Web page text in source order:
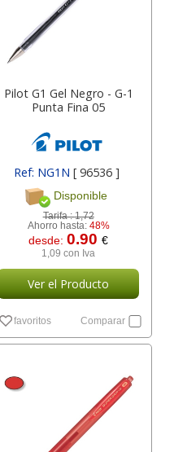
Pilot G1 Gel Negro - G-1
Punta Fina 05
Ref: NG1N [ 96536 ]
Disponible
Tarifa :1,72
Ahorro hasta: 48%
desde:0.90€
1,09 con Iva
Ver el Producto
favoritos Comparar